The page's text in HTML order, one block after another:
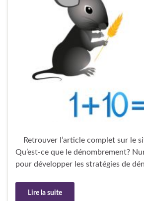
Retrouver l’article complet sur le
Qu’est-ce que le dénombrement?
pour développer les stratégies de
Lire la suite